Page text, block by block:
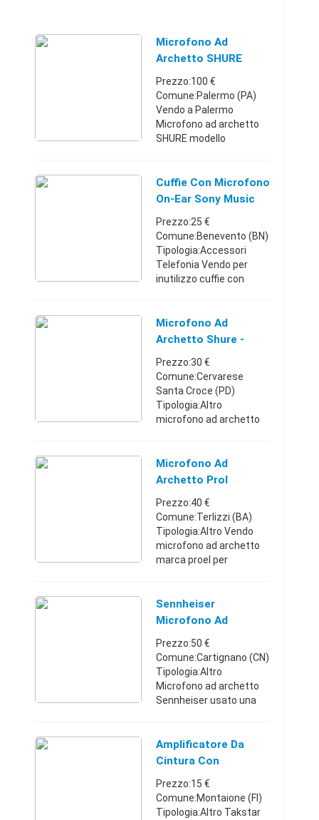
Microfono Ad
Archetto SHURE
WH20QTR
Prezzo:100 €
Comune:Palermo (PA)
Vendo a Palermo
Microfono ad archetto
SHURE modello
professionali. Capsula:
Dinamica; Polare:
15,000 Hz; S ...
Cuffie Con Microfono
On-Ear Sony Music
Lover's Kit
Prezzo:25 €
Comune:Benevento (BN)
Tipologia:Accessori
Telefonia Vendo per
inutilizzo cuffie con
che permettono di
ascoltare musica o
Microfono Ad
Archetto Shure -
Veneto
Prezzo:30 €
Comune:Cervarese
Santa Croce (PD)
Tipologia:Altro
microfono ad archetto
stato per vittorio
3334501165Veneto3334
Microfono Ad
Archetto Prol
Prezzo:40 €
Comune:Terlizzi (BA)
Tipologia:Altro Vendo
microfono ad archetto
marca proel per
Sennheiser
Microfono Ad
Archetto ME 3 Ew
Prezzo:50 €
Comune:Cartignano (CN)
Tipologia:Altro
Microfono ad archetto
Sennheiser usato una
un microfono tipo
cardioide a
...
Amplificatore Da
Cintura Con
Microfono Ad
Archetto - Toscana
Prezzo:15 €
Comune:Montaione (FI)
Tipologia:Altro Takstar